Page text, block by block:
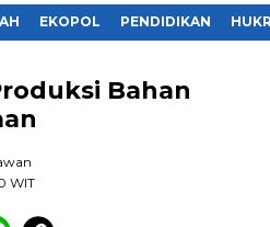
EKOPOL PENDIDIKAN
Bahan
WIT